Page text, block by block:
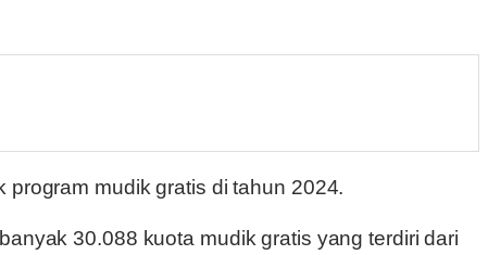
mudik gratis di tahun 2024.
30.088 kuota mudik gratis yang terdiri dari